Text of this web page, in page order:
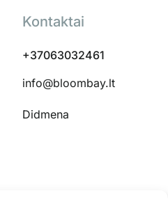
Kontaktai
+37063032461
info@bloombay.lt
Didmena